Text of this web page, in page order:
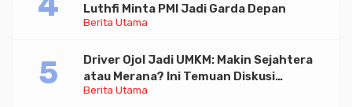
Berita Utama
Luthfi Minta PMI Jadi Garda Depan
Berita Utama
Driver Ojol Jadi UMKM: Makin Sejahtera
atau Merana? Ini Temuan Diskusi
Paramadina